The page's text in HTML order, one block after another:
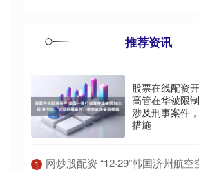
推荐资讯
股票在线配资
高管在华被限
涉及刑事案件
措施
1 网炒股配资 “12·29”韩国济州航空空难事故最